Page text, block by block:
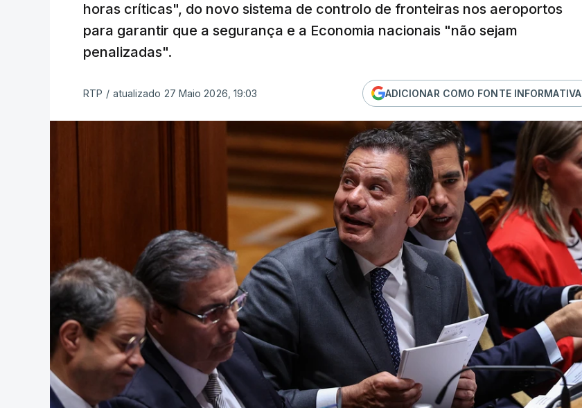
horas críticas", do novo sistema de controlo de fronteiras nos aeroportos
para garantir que a segurança e a Economia nacionais "não sejam
penalizadas".
RTP / atualizado 27 Maio 2026, 19:03 ADICIONAR COMO FONTE INFORMATIVA